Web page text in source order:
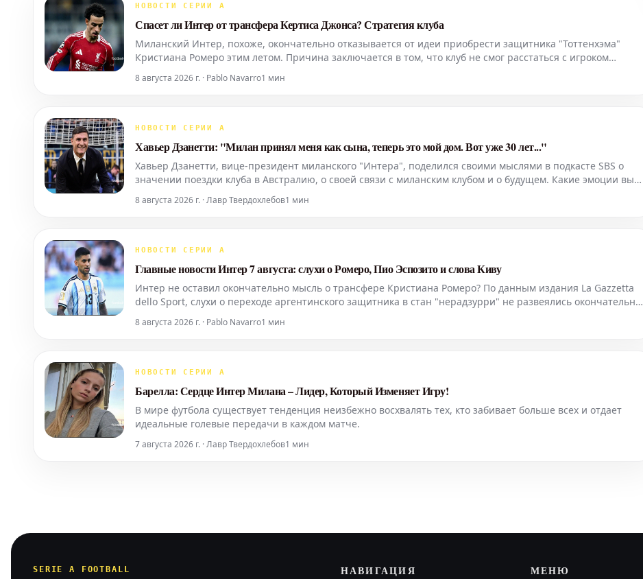
НОВОСТИ СЕРИИ А
Спасет ли Интер от трансфера Кертиса Джонса? Стратегия клуба
Миланский Интер, похоже, окончательно отказывается от идеи приобрести защитника "Тоттенхэма"
Кристиана Ромеро этим летом. Причина заключается в том, что клуб не смог расстаться с игроком
обороны, Бенджамином Паваром. Это привело к опасениям, что один из конкурентов, в данном случае
мадридский "
8 августа 2026 г. · Pablo Navarro1 мин
НОВОСТИ СЕРИИ А
Хавьер Дзанетти: "Милан принял меня как сына, теперь это мой дом. Вот уже 30 лет..."
Хавьер Дзанетти, вице-президент миланского "Интера", поделился своими мыслями в подкасте SBS о
значении поездки клуба в Австралию, о своей связи с миланским клубом и о будущем. Какие эмоции вы
испытываете, прибыв в Австралию? "Я представляю "Интер", исторический клуб, уже 30 лет. Для нас
поездка
8 августа 2026 г. · Лавр Твердохлебов1 мин
НОВОСТИ СЕРИИ А
Главные новости Интер 7 августа: слухи о Ромеро, Пио Эспозито и слова Киву
Интер не оставил окончательно мысль о трансфере Кристиана Ромеро? По данным издания La Gazzetta
dello Sport, слухи о переходе аргентинского защитника в стан "нерадзурри" не развеялись окончательно.
Более того, один из ключевых игроков миланской команды лично предпринял шаги для разреше
8 августа 2026 г. · Pablo Navarro1 мин
НОВОСТИ СЕРИИ А
Барелла: Сердце Интер Милана – Лидер, Который Изменяет Игру!
В мире футбола существует тенденция неизбежно восхвалять тех, кто забивает больше всех и отдает
идеальные голевые передачи в каждом матче.
7 августа 2026 г. · Лавр Твердохлебов1 мин
SERIE A FOOTBALL НАВИГАЦИЯ МЕНЮ